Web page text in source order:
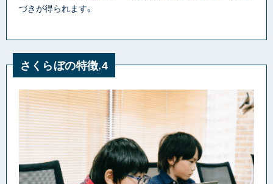
づきが得られます。
さくらぼの特徴.4